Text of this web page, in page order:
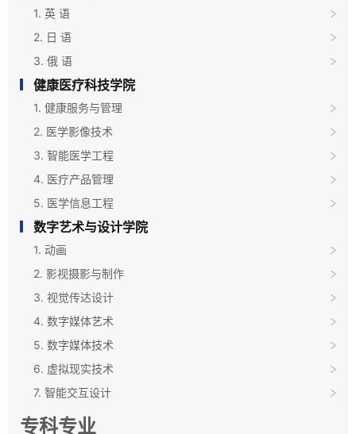
1. 英 语
2. 日 语
3. 俄 语
健康医疗科技学院
1. 健康服务与管理
2. 医学影像技术
3. 智能医学工程
4. 医疗产品管理
5. 医学信息工程
数字艺术与设计学院
1. 动画
2. 影视摄影与制作
3. 视觉传达设计
4. 数字媒体艺术
5. 数字媒体技术
6. 虚拟现实技术
7. 智能交互设计
专科专业